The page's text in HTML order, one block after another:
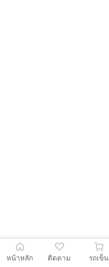
หน้าหลัก ติดตาม รถเข็น